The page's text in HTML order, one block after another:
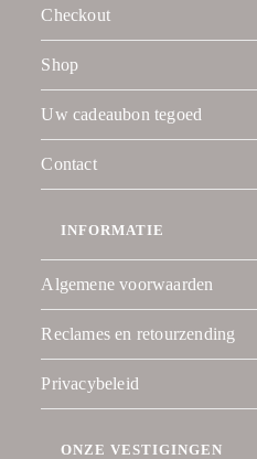
Checkout
Shop
Uw cadeaubon tegoed
Contact
INFORMATIE
Algemene voorwaarden
Reclames en retourzending
Privacybeleid
ONZE VESTIGINGEN